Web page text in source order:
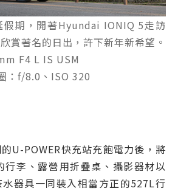
假期，開著Hyundai IONIQ 5走訪
賞著名的日出，許下新年新希望。
F4 L IS USM
：f/8.0、ISO 320
U-POWER快充站充飽電力後，將
行李、露營用折疊桌、攝影器材以
器具一同裝入相當方正的527L行